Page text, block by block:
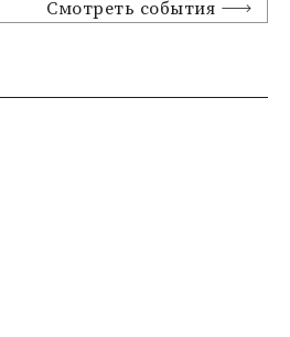
Смотреть события